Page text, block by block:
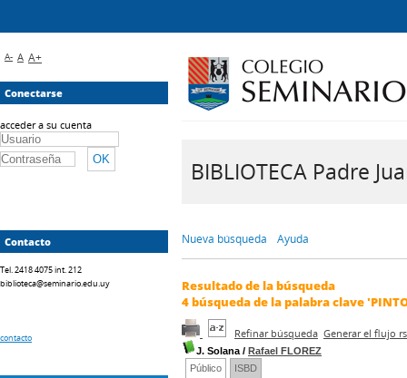
BIBLIOTECA Padre
Nueva búsqueda Ayuda
Resultado de la búsqueda
4búsqueda de la palabra clave
Refinar búsqueda Generar el flujo
J. Solana / Rafael FLOREZ
Público
ISBD
A- A A+
Conectarse
acceder a su cuenta
Contacto
Tel. 2418 4075 int. 212
biblioteca@seminario.edu.uy
contacto